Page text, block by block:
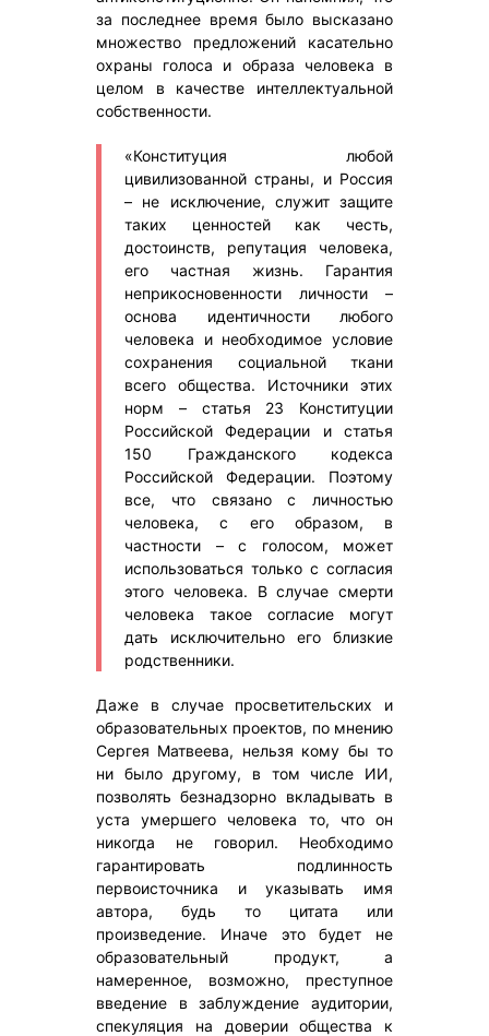
за последнее время было высказано
множество предложений касательно
охраны голоса и образа человека в
целом в качестве интеллектуальной
собственности.
«Конституция любой
цивилизованной страны, и Россия
– не исключение, служит защите
таких ценностей как честь,
достоинств, репутация человека,
его частная жизнь. Гарантия
неприкосновенности личности –
основа идентичности любого
человека и необходимое условие
сохранения социальной ткани
всего общества. Источники этих
норм – статья 23 Конституции
Российской Федерации и статья
150 Гражданского кодекса
Российской Федерации. Поэтому
все, что связано с личностью
человека, с его образом, в
частности – с голосом, может
использоваться только с согласия
этого человека. В случае смерти
человека такое согласие могут
дать исключительно его близкие
родственники.
Даже в случае просветительских и
образовательных проектов, по мнению
Сергея Матвеева, нельзя кому бы то
ни было другому, в том числе ИИ,
позволять безнадзорно вкладывать в
уста умершего человека то, что он
никогда не говорил. Необходимо
гарантировать подлинность
первоисточника и указывать имя
автора, будь то цитата или
произведение. Иначе это будет не
образовательный продукт, а
намеренное, возможно, преступное
введение в заблуждение аудитории,
спекуляция на доверии общества к